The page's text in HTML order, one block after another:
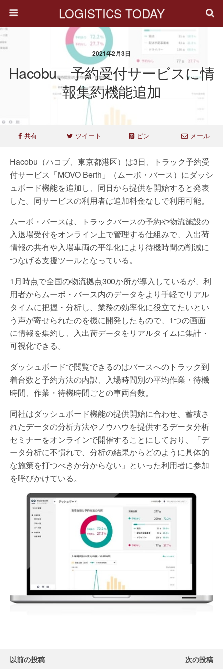
LOGISTICS TODAY
2021年2月3日
Hacobu、予約受付サービスに情
報集約機能追加
共有 ツイート ピン メール
Hacobu（ハコブ、東京都港区）は3日、トラック予約受
付サービス「MOVO Berth」（ムーボ・バース）にダッシ
ュボード機能を追加し、同日から提供を開始すると発表
した。同サービスの利用者は追加料金なしで利用可能。
ムーボ・バースは、トラックバースの予約や物流施設の
入退場受付をオンライン上で管理する仕組みで、入出荷
情報の共有や入場車両の平準化により待機時間の削減に
つなげる支援ツールとなっている。
1月時点で全国の物流拠点300か所が導入しているが、利
用者からムーボ・バース内のデータをより手軽でリアル
タイムに把握・分析し、業務の効率化に役立てたいとい
う声が寄せられたのを機に開発したもので、1つの画面
に情報を集約し、入出荷データをリアルタイムに集計・
可視化できる。
ダッシュボードで閲覧できるのはバースへのトラック到
着台数と予約方法の内訳、入場時間別の平均作業・待機
時間、作業・待機時間ごとの車両台数。
同社はダッシュボード機能の提供開始に合わせ、蓄積さ
れたデータの分析方法やノウハウを提供するデータ分析
セミナーをオンラインで開催することにしており、「デ
ータ分析に不慣れで、分析の結果からどのように具体的
な施策を打つべきか分からない」といった利用者に参加
を呼びかけている。
以前の投稿 次の投稿